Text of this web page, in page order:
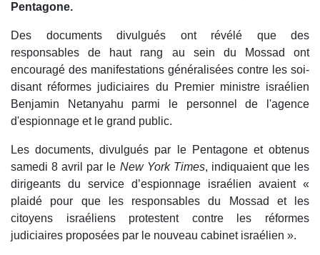
Pentagone.
Des documents divulgués ont révélé que des
responsables de haut rang au sein du Mossad ont
encouragé des manifestations généralisées contre les soi-
disant réformes judiciaires du Premier ministre israélien
Benjamin Netanyahu parmi le personnel de l'agence
d'espionnage et le grand public.
Les documents, divulgués par le Pentagone et obtenus
samedi 8 avril par le New York Times, indiquaient que les
dirigeants du service d’espionnage israélien avaient «
plaidé pour que les responsables du Mossad et les
citoyens israéliens protestent contre les réformes
judiciaires proposées par le nouveau cabinet israélien ».